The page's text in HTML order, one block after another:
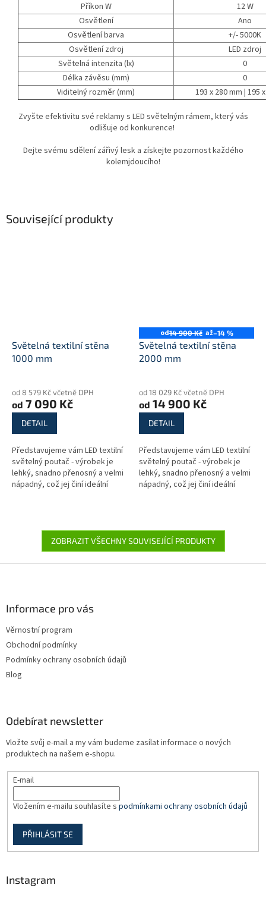
Související produkty
Světelná textilní stěna
1000 mm
hodnocení
produktu
je
z
hvězdiček.
od 8 579 Kč včetně DPH
od 7 090 Kč
DETAIL
Představujeme vám LED textilní
světelný poutač - výrobek je
lehký, snadno přenosný a velmi
nápadný, což jej činí ideální
od14 900 Kč až–14 %
Světelná textilní stěna
2000 mm
hodnocení
produktu
je
z
hvězdiček.
od 18 029 Kč včetně DPH
od 14 900 Kč
DETAIL
Představujeme vám LED textilní
světelný poutač - výrobek je
lehký, snadno přenosný a velmi
nápadný, což jej činí ideální
ZOBRAZIT VŠECHNY SOUVISEJÍCÍ PRODUKTY
Příkon W
12 W
Osvětlení
Ano
Osvětlení barva
+/- 5000K
Osvětlení zdroj
LED zdroj
Světelná intenzita (lx)
0
Délka závěsu (mm)
0
Viditelný rozměr (mm)
193 x 280 mm | 195
Zvyšte efektivitu své reklamy s LED světelným rámem, který vás
odlišuje od konkurence!
Dejte svému sdělení zářivý lesk a získejte pozornost každého
kolemjdoucího!
Informace pro vás
Věrnostní program
Obchodní podmínky
Podmínky ochrany osobních údajů
Blog
Odebírat newsletter
Vložte svůj e-mail a my vám budeme zasílat informace o nových
produktech na našem e-shopu.
E-mail
Vložením e-mailu souhlasíte s podmínkami ochrany osobních údajů
PŘIHLÁSIT SE
Instagram